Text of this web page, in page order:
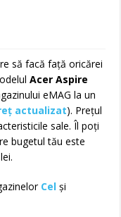
să facă față oricărei
Acer Aspire
eMAG la un
actualizat). Prețul
sale. Îl poți
bugetul tău este
Cel și